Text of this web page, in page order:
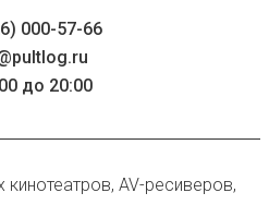
000-57-66
до 20:00
AV-ресиверов,